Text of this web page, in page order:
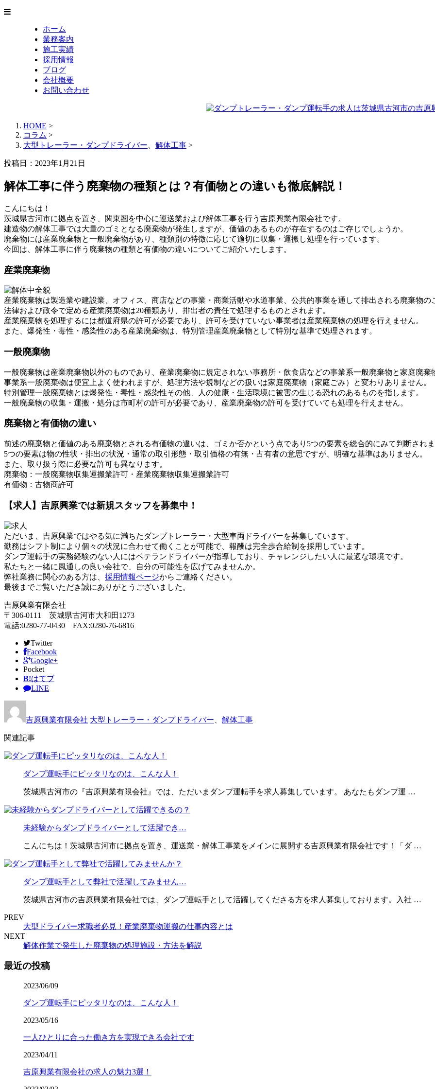
ホーム
業務案内
施工実績
採用情報
ブログ
会社概要
お問い合わせ
HOME >
コラム >
大型トレーラー・ダンプドライバー
解体工事 >
投稿日：2023年1月21日
解体工事に伴う廃棄物の種類とは？有価物との違いも徹底解説！
こんにちは！
茨城県古河市に拠点を置き、関東圏を中心に運送業および解体工事を行う吉原興業有限会社です。
建造物の解体工事では大量のゴミとなる廃棄物が発生しますが、価値のあるものが存在するのはご存じでしょうか。
廃棄物には産業廃棄物と一般廃棄物があり、種類別の特徴に応じて適切に収集・運搬し処理を行っています。
今回は、解体工事に伴う廃棄物の種類と有価物の違いについてご紹介いたします。
産業廃棄物
産業廃棄物は製造業や建設業、オフィス、商店などの事業・商業活動や水道事業、公共的事業を通して排出される廃棄物の
法律および政令で定める産業廃棄物は20種類あり、排出者の責任で処理するものとされます。
産業廃棄物を処理するには都道府県の許可が必要であり、許可を受けていない事業者は産業廃棄物の処理を行えません。
また、爆発性・毒性・感染性のある産業廃棄物は、特別管理産業廃棄物として特別な基準で処理されます。
一般廃棄物
一般廃棄物は産業廃棄物以外のものであり、産業廃棄物に規定されない事務所・飲食店などの事業系一般廃棄物と家庭廃棄
事業系一般廃棄物は便宜上よく使われますが、処理方法や規制などの扱いは家庭廃棄物（家庭ごみ）と変わりありません。
特別管理一般廃棄物とは爆発性・毒性・感染性その他、人の健康・生活環境に被害の生じる恐れのあるものを指します。
一般廃棄物の収集・運搬・処分は市町村の許可が必要であり、産業廃棄物の許可を受けていても処理を行えません。
廃棄物と有価物の違い
前述の廃棄物と価値のある廃棄物とされる有価物の違いは、ゴミか否かという点であり5つの要素を総合的にみて判断され
5つの要素は物の性状・排出の状況・通常の取引形態・取引価格の有無・占有者の意思ですが、明確な基準はありません。
また、取り扱う際に必要な許可も異なります。
廃棄物：一般廃棄物収集運搬業許可・産業廃棄物収集運搬業許可
有価物：古物商許可
【求人】吉原興業では新規スタッフを募集中！
ただいま、吉原興業ではやる気に満ちたダンプトレーラー・大型車両ドライバーを募集しています。
勤務はシフト制により個々の状況に合わせて働くことが可能で、報酬は完全歩合給制を採用しています。
ダンプ運転手の実務経験のない人にはベテランドライバーが指導しており、チャレンジしたい人に最適な環境です。
私たちと一緒に風通しの良い会社で、自分の可能性を広げてみませんか。
弊社業務に関心のある方は、 採用情報ページからご連絡ください。
最後までご覧いただき誠にありがとうございました。
吉原興業有限会社
〒306-0111 茨城県古河市大和田1273
電話:0280-77-0430 FAX:0280-76-6816
Twitter
Facebook
Google+
Pocket
B!はてブ
LINE
吉原興業有限会社 大型トレーラー・ダンプドライバー 解体工事
関連記事
ダンプ運転手にピッタリなのは、こんな人！
茨城県古河市の『吉原興業有限会社』では、ただいまダンプ運転手を求人募集しています。 あなたもダンプ運 …
未経験からダンプドライバーとして活躍でき…
こんにちは！茨城県古河市に拠点を置き、運送業・解体工事業をメインに展開する吉原興業有限会社です！「ダ …
ダンプ運転手として弊社で活躍してみません…
茨城県古河市の吉原興業有限会社では、ダンプ運転手として活躍してくださる方を求人募集しております。入社 …
PREV
大型ドライバー求職者必見！産業廃棄物運搬の仕事内容とは
NEXT
解体作業で発生した廃棄物の処理施設・方法を解説
最近の投稿
2023/06/09
ダンプ運転手にピッタリなのは、こんな人！
2023/05/16
一人ひとりに合った働き方を実現できる会社です
2023/04/11
吉原興業有限会社の求人の魅力3選！